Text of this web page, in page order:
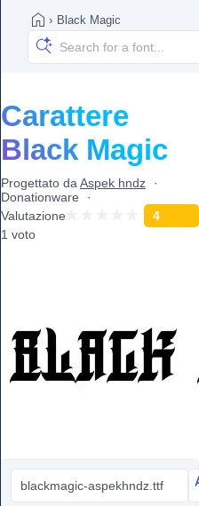
› Black Magic
Carattere
Black Magic
Progettato da Aspek hndz
Donationware
Valutazione
4
1 voto
blackmagic-aspekhndz.ttf